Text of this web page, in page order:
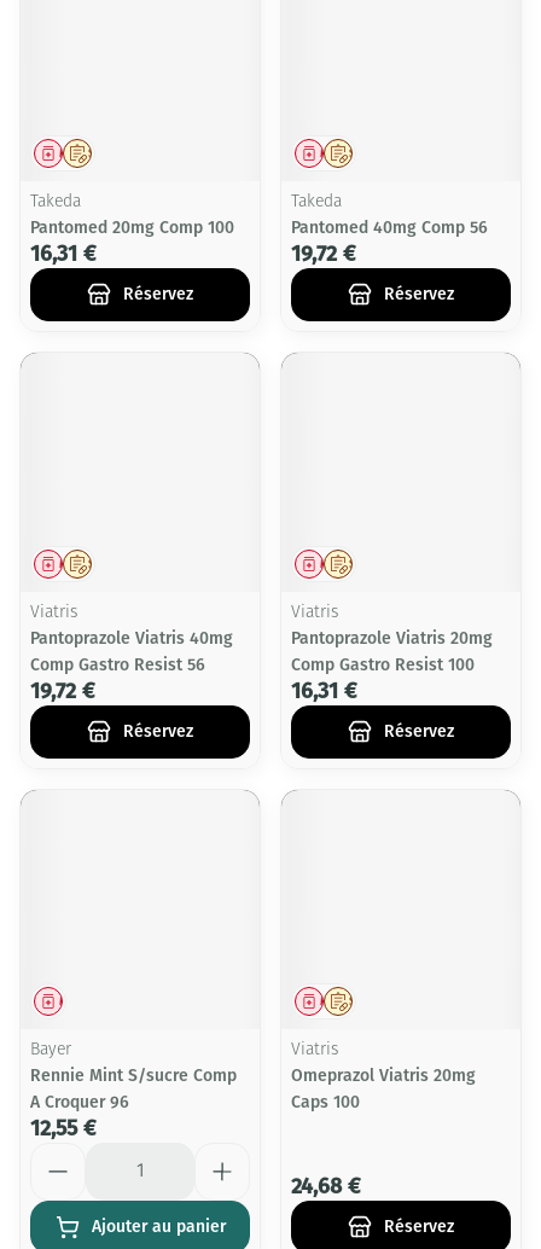
Sur prescription
Médicament
Takeda
Pantomed 20mg Comp 100
16,31 €
Réservez
Sur prescription
Médicament
Takeda
Pantomed 40mg Comp 56
19,72 €
Réservez
Sur prescription
Médicament
Viatris
Pantoprazole Viatris 40mg
Comp Gastro Resist 56
19,72 €
Réservez
Sur prescription
Médicament
Viatris
Pantoprazole Viatris 20mg
Comp Gastro Resist 100
16,31 €
Réservez
Médicament
Bayer
Rennie Mint S/sucre Comp
A Croquer 96
12,55 €
Ajouter au panier
Sur prescription
Médicament
Viatris
Omeprazol Viatris 20mg
Caps 100
24,68 €
Réservez